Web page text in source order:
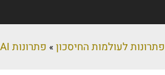
פתרונות לעולמות החיסכון» פתרונות AI בינה מלאכותית